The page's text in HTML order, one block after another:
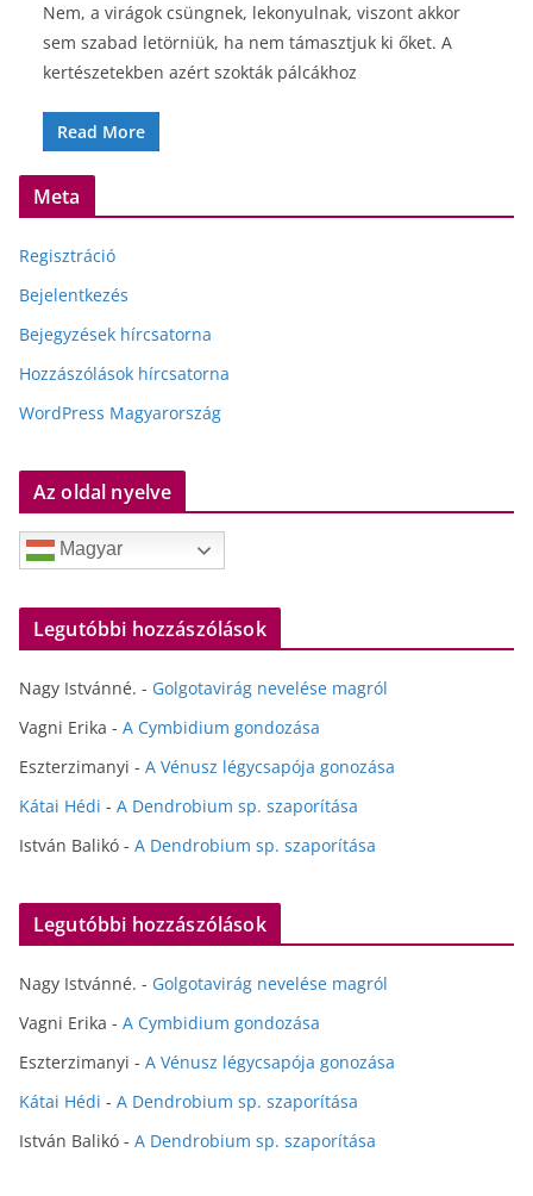
Nem, a virágok csüngnek, lekonyulnak, viszont akkor
sem szabad letörniük, ha nem támasztjuk ki őket. A
kertészetekben azért szokták pálcákhoz
Read More
Meta
Regisztráció
Bejelentkezés
Bejegyzések hírcsatorna
Hozzászólások hírcsatorna
WordPress Magyarország
Az oldal nyelve
Magyar
Legutóbbi hozzászólások
Nagy Istvánné. - Golgotavirág nevelése magról
Vagni Erika - A Cymbidium gondozása
Eszterzimanyi - A Vénusz légycsapója gonozása
Kátai Hédi - A Dendrobium sp. szaporítása
István Balikó - A Dendrobium sp. szaporítása
Legutóbbi hozzászólások
Nagy Istvánné. - Golgotavirág nevelése magról
Vagni Erika - A Cymbidium gondozása
Eszterzimanyi - A Vénusz légycsapója gonozása
Kátai Hédi - A Dendrobium sp. szaporítása
István Balikó - A Dendrobium sp. szaporítása